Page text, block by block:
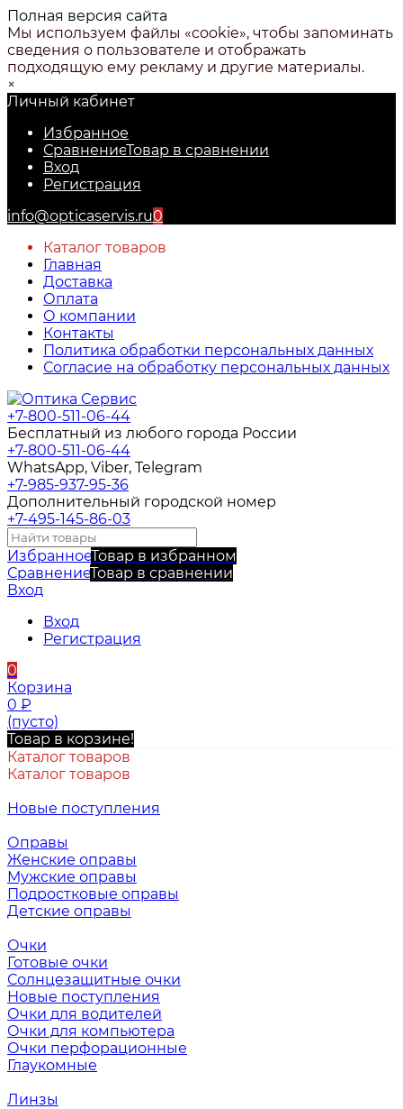
Полная версия сайта
Мы используем файлы «cookie», чтобы запоминать
сведения о пользователе и отображать
подходящую ему рекламу и другие материалы.
×
Личный кабинет
Избранное
СравнениеТовар в сравнении
Вход
Регистрация
info@opticaservis.ru0
Каталог товаров
Главная
Доставка
Оплата
О компании
Контакты
Политика обработки персональных данных
Согласие на обработку персональных данных
+7-800-511-06-44
Бесплатный из любого города России
+7-800-511-06-44
WhatsApp, Viber, Telegram
+7-985-937-95-36
Дополнительный городской номер
+7-495-145-86-03
ИзбранноеТовар в избранном
СравнениеТовар в сравнении
Вход
Вход
Регистрация
0
Корзина
0 ₽
(пусто)
Товар в корзине!
Каталог товаров
Каталог товаров
Новые поступления
Оправы
Женские оправы
Мужские оправы
Подростковые оправы
Детские оправы
Очки
Готовые очки
Солнцезащитные очки
Новые поступления
Очки для водителей
Очки для компьютера
Очки перфорационные
Глаукомные
Линзы